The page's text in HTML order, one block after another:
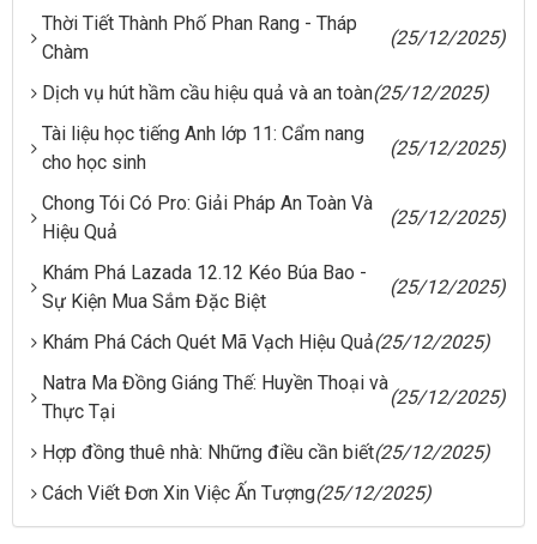
Thời Tiết Thành Phố Phan Rang - Tháp
Chàm
(25/12/2025)
Dịch vụ hút hầm cầu hiệu quả và an toàn(25/12/2025)
Tài liệu học tiếng Anh lớp 11: Cẩm nang
cho học sinh
(25/12/2025)
Chong Tói Có Pro: Giải Pháp An Toàn Và
Hiệu Quả
(25/12/2025)
Khám Phá Lazada 12.12 Kéo Búa Bao -
Sự Kiện Mua Sắm Đặc Biệt
(25/12/2025)
Khám Phá Cách Quét Mã Vạch Hiệu Quả(25/12/2025)
Natra Ma Đồng Giáng Thế: Huyền Thoại và
Thực Tại
(25/12/2025)
Hợp đồng thuê nhà: Những điều cần biết(25/12/2025)
Cách Viết Đơn Xin Việc Ấn Tượng(25/12/2025)